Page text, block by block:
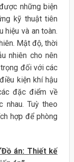
những biện
kỹ thuật tiên
hiệu và an toàn.
Mật độ, thời
nhiên cho nên
đối với các
kiện khí hậu
đặc điểm về
nhau. Tuỳ theo
hợp để phòng
án: Thiết kế